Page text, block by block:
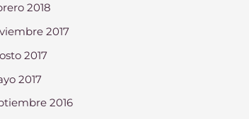
2018
2017
2017
2017
2016